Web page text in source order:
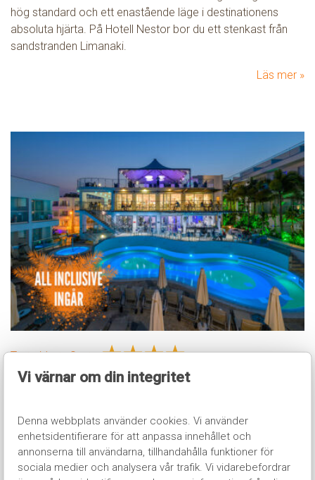
Vi värnar om din integritet
Denna webbplats använder cookies. Vi använder
enhetsidentifierare för att anpassa innehållet och
annonserna till användarna, tillhandahålla funktioner för
sociala medier och analysera vår trafik. Vi vidarebefordrar
hög standard och ett enastående läge i destinationens
absoluta hjärta. På Hotell Nestor bor du ett stenkast från
sandstranden Limanaki.
Läs mer
Tasia Maris Oasis ★★★★
Tasia Maris Oasis placerar dig mitt i händelsernas centrum
det livliga nattlivet i Ayia Napa bara en kort promenad bort.
Här har du med andra ord alla förutsättningar för en lyckad
och minnesvärd semester.